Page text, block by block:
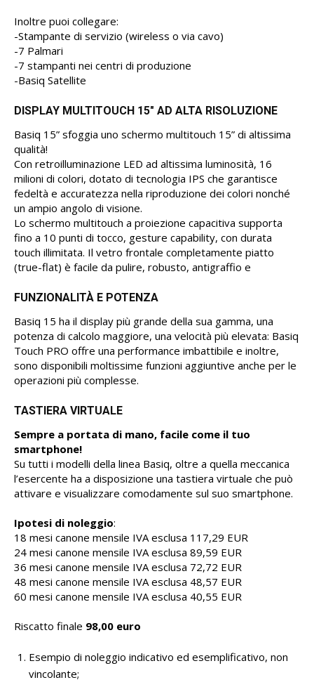
Inoltre puoi collegare:
-Stampante di servizio (wireless o via cavo)
-7 Palmari
-7 stampanti nei centri di produzione
-Basiq Satellite
DISPLAY MULTITOUCH 15″ AD ALTA RISOLUZIONE
Basiq 15” sfoggia uno schermo multitouch 15” di altissima
qualità!
Con retroilluminazione LED ad altissima luminosità, 16
milioni di colori, dotato di tecnologia IPS che garantisce
fedeltà e accuratezza nella riproduzione dei colori nonché
un ampio angolo di visione.
Lo schermo multitouch a proiezione capacitiva supporta
fino a 10 punti di tocco, gesture capability, con durata
touch illimitata. Il vetro frontale completamente piatto
(true-flat) è facile da pulire, robusto, antigraffio e
FUNZIONALITÀ E POTENZA
Basiq 15 ha il display più grande della sua gamma, una
potenza di calcolo maggiore, una velocità più elevata: Basiq
Touch PRO offre una performance imbattibile e inoltre,
sono disponibili moltissime funzioni aggiuntive anche per le
operazioni più complesse.
TASTIERA VIRTUALE
Sempre a portata di mano, facile come il tuo
smartphone!
Su tutti i modelli della linea Basiq, oltre a quella meccanica
l’esercente ha a disposizione una tastiera virtuale che può
attivare e visualizzare comodamente sul suo smartphone.
Ipotesi di noleggio:
18 mesi canone mensile IVA esclusa 117,29 EUR
24 mesi canone mensile IVA esclusa 89,59 EUR
36 mesi canone mensile IVA esclusa 72,72 EUR
48 mesi canone mensile IVA esclusa 48,57 EUR
60 mesi canone mensile IVA esclusa 40,55 EUR
Riscatto finale 98,00 euro
Esempio di noleggio indicativo ed esemplificativo, non
vincolante;